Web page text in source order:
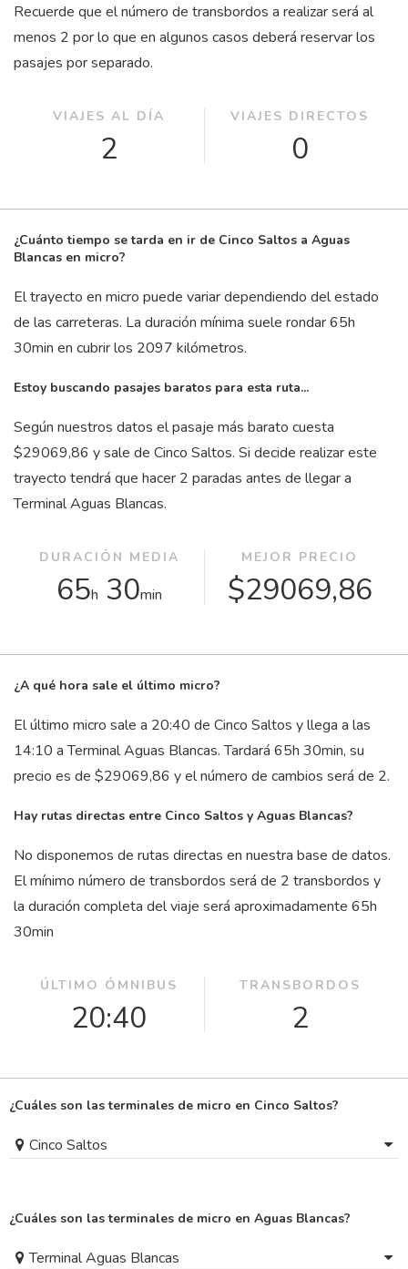
Recuerde que el número de transbordos a realizar será al
menos 2 por lo que en algunos casos deberá reservar los
pasajes por separado.
VIAJES AL DÍA
2
VIAJES DIRECTOS
0
¿Cuánto tiempo se tarda en ir de Cinco Saltos a Aguas
Blancas en micro?
El trayecto en micro puede variar dependiendo del estado
de las carreteras. La duración mínima suele rondar 65h
30min en cubrir los 2097 kilómetros.
Estoy buscando pasajes baratos para esta ruta...
Según nuestros datos el pasaje más barato cuesta
$29069,86 y sale de Cinco Saltos. Si decide realizar este
trayecto tendrá que hacer 2 paradas antes de llegar a
Terminal Aguas Blancas.
DURACIÓN MEDIA
65h 30min
MEJOR PRECIO
$29069,86
¿A qué hora sale el último micro?
El último micro sale a 20:40 de Cinco Saltos y llega a las
14:10 a Terminal Aguas Blancas. Tardará 65h 30min, su
precio es de $29069,86 y el número de cambios será de 2.
Hay rutas directas entre Cinco Saltos y Aguas Blancas?
No disponemos de rutas directas en nuestra base de datos.
El mínimo número de transbordos será de 2 transbordos y
la duración completa del viaje será aproximadamente 65h
30min
ÚLTIMO ÓMNIBUS
20:40
TRANSBORDOS
2
¿Cuáles son las terminales de micro en Cinco Saltos?
Cinco Saltos
¿Cuáles son las terminales de micro en Aguas Blancas?
Terminal Aguas Blancas